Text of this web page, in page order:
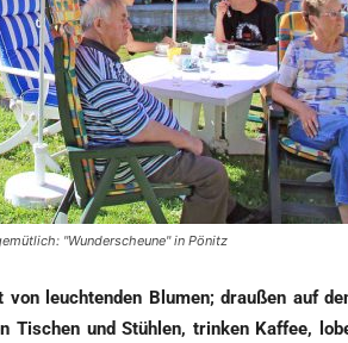
"Wunderscheune" in Pönitz
leuch­ten­den Blu­men; drau­ßen auf
Tischen und Stüh­len, trin­ken Kaf­fee,